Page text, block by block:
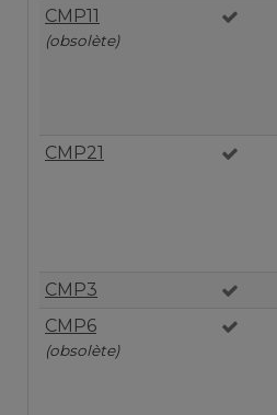
CMP11
(obsolète)
CMP21
CMP3
CMP6
(obsolète)